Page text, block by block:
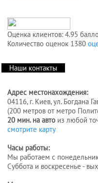
Оценка клиентов: 4.95
Количество оценок 1380
Наши контакты
Адрес местонахождения:
04116, г. Киев, ул. Богдана
(200 метров от метро
20 мин. на авто из любой
смотрите карту
Часы работы:
Мы работаем с
Суббота и воскресенье -